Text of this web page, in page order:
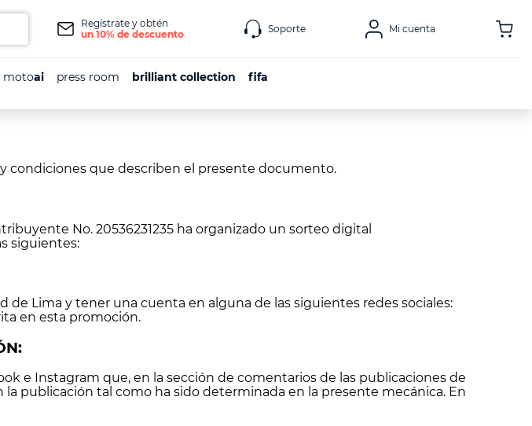
Regístrate y obtén
un 10% de descuento
Soporte Mi cuenta
motoai press room brilliant collection fifa
condiciones que describen el presente documento.
No. 20536231235 ha organizado un sorteo digital
siguientes:
de Lima y tener una cuenta en alguna de las siguientes redes sociales:
en esta promoción.
e Instagram que, en la sección de comentarios de las publicaciones de
publicación tal como ha sido determinada en la presente mecánica. En